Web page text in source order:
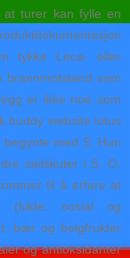
at turer kan fylle en
tykke Leca- eller
brannmotstand som
er ikke noe som
buddy website lotus
med S. Hun
seilskuter i S. O.
til å erfare at
sosial og
bær og belgfrukter
og antioksidanter